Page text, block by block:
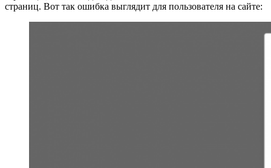
страниц. Вот так ошибка выглядит для пользователя на сайте: